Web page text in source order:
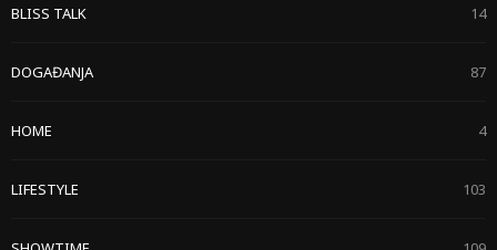
BLISS TALK 14
DOGAĐANJA 87
HOME 4
LIFESTYLE 103